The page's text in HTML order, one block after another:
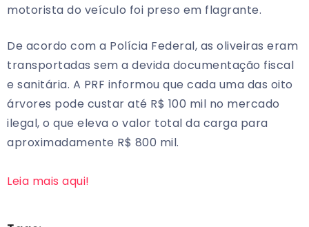
motorista do veículo foi preso em flagrante.
De acordo com a Polícia Federal, as oliveiras eram
transportadas sem a devida documentação fiscal
e sanitária. A PRF informou que cada uma das oito
árvores pode custar até R$ 100 mil no mercado
ilegal, o que eleva o valor total da carga para
aproximadamente R$ 800 mil.
Leia mais aqui!